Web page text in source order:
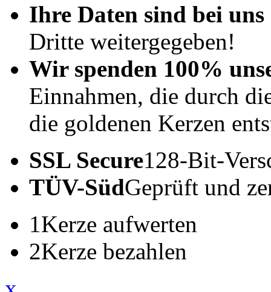
Ihre Daten sind bei uns
Dritte weitergegeben!
Wir spenden 100%
Einnahmen, die durch
die goldenen Kerzen
SSL Secure128-Bit-
TÜV-SüdGeprüft und
1Kerze aufwerten
2Kerze bezahlen